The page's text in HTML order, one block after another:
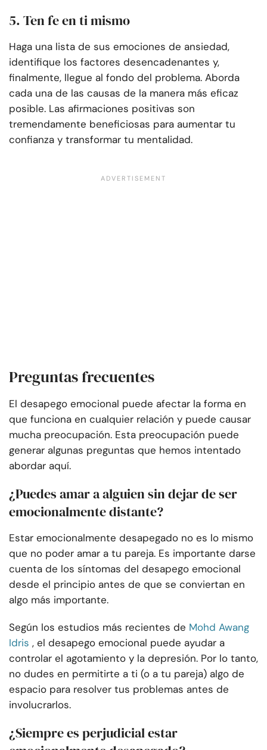
5. Ten fe en ti mismo
Haga una lista de sus emociones de ansiedad,
identifique los factores desencadenantes y,
finalmente, llegue al fondo del problema. Aborda
cada una de las causas de la manera más eficaz
posible. Las afirmaciones positivas son
tremendamente beneficiosas para aumentar tu
confianza y transformar tu mentalidad.
Preguntas frecuentes
El desapego emocional puede afectar la forma en
que funciona en cualquier relación y puede causar
mucha preocupación. Esta preocupación puede
generar algunas preguntas que hemos intentado
abordar aquí.
¿Puedes amar a alguien sin dejar de ser
emocionalmente distante?
Estar emocionalmente desapegado no es lo mismo
que no poder amar a tu pareja. Es importante darse
cuenta de los síntomas del desapego emocional
desde el principio antes de que se conviertan en
algo más importante.
Según los estudios más recientes de Mohd Awang
Idris , el desapego emocional puede ayudar a
controlar el agotamiento y la depresión. Por lo tanto,
no dudes en permitirte a ti (o a tu pareja) algo de
espacio para resolver tus problemas antes de
involucrarlos.
¿Siempre es perjudicial estar